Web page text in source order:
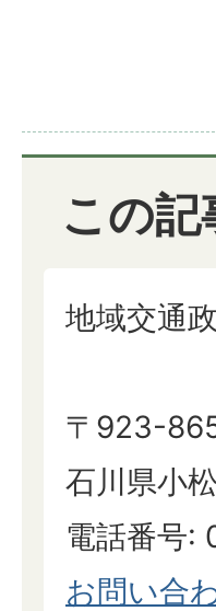
この
地域交通
〒923-
石川県小
電話番号:
お問い合